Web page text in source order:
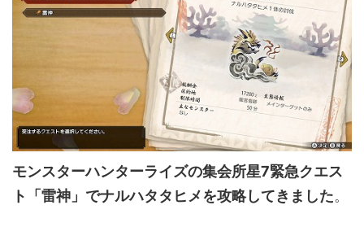
モンスターハンターライズの集会所星7緊急クエス
ト「雷神」でナルハタタヒメを攻略してきました。